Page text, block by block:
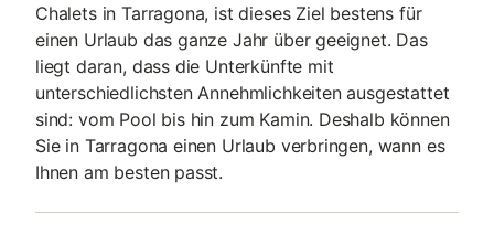
Chalets in Tarragona, ist dieses Ziel bestens für
einen Urlaub das ganze Jahr über geeignet. Das
liegt daran, dass die Unterkünfte mit
unterschiedlichsten Annehmlichkeiten ausgestattet
sind: vom Pool bis hin zum Kamin. Deshalb können
Sie in Tarragona einen Urlaub verbringen, wann es
Ihnen am besten passt.